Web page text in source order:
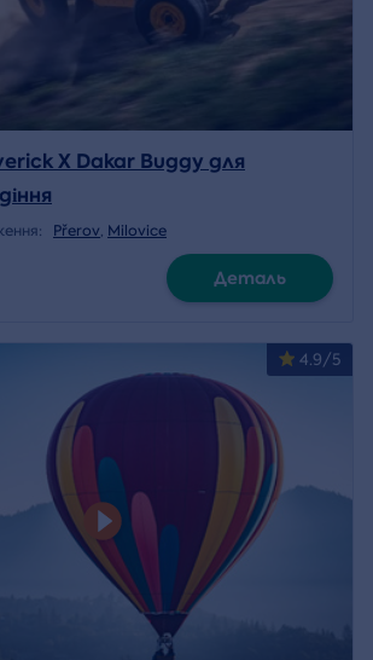
X Dakar Buggy для
Přerov, Milovice
Деталь
4.9/5